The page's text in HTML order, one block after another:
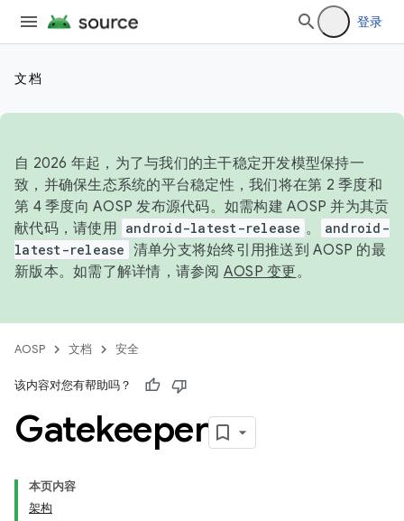
登录
文档
自 2026 年起，为了与我们的主干稳定开发模型保持一
致，并确保生态系统的平台稳定性，我们将在第 2 季度和
第 4 季度向 AOSP 发布源代码。如需构建 AOSP 并为其贡
献代码，请使用 android-latest-release 。
android-
latest-release 清单分支将始终引用推送到 AOSP 的最
新版本。如需了解详情，请参阅 AOSP 变更。
AOSP 文档 安全
该内容对您有帮助吗？
Gatekeeper
本页内容
架构